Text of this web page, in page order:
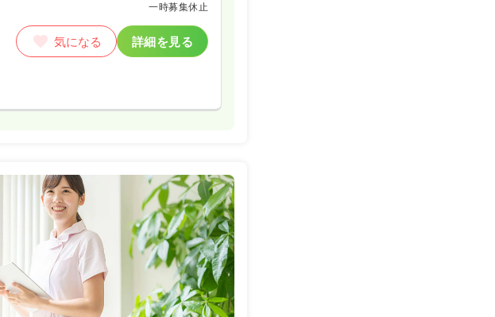
一時募集休止
気になる 詳細を見る